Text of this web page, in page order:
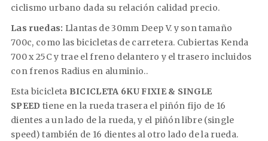
ciclismo urbano dada su relación calidad precio.
Las ruedas: Llantas de 30mm Deep V. y son tamaño
700c, como las bicicletas de carretera. Cubiertas Kenda
700 x 25C y trae el freno delantero y el trasero incluidos
con frenos Radius en aluminio..
Esta bicicleta BICICLETA 6KU FIXIE & SINGLE
SPEED tiene en la rueda trasera el piñón fijo de 16
dientes a un lado de la rueda, y el piñón libre (single
speed) también de 16 dientes al otro lado de la rueda.